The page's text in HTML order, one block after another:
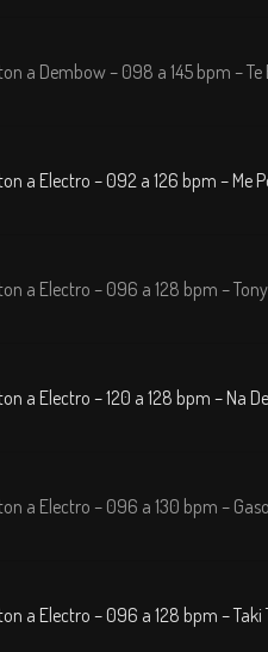
a Dembow – 098 a 145 bpm –
a Electro – 092 a 126 bpm – Me
a Electro – 096 a 128 bpm –
a Electro – 120 a 128 bpm – Na
a Electro – 096 a 130 bpm –
a Electro – 096 a 128 bpm – Taki